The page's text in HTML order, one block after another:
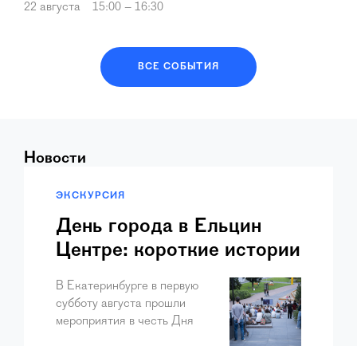
22 августа 15:00 – 16:30
ВСЕ СОБЫТИЯ
Новости
ЭКСКУРСИЯ
День города в Ельцин
Центре: короткие истории
о Екатеринбурге
В Екатеринбурге в первую
субботу августа прошли
мероприятия в честь Дня